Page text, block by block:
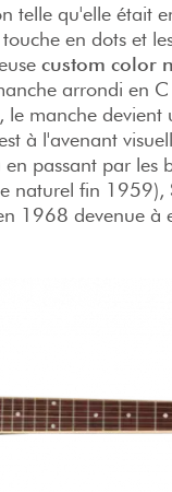
telle qu'elle était
en dots et
custom color
arrondi en
manche devient
à l'avenant
passant par les
naturel fin 1959),
1968 devenue à